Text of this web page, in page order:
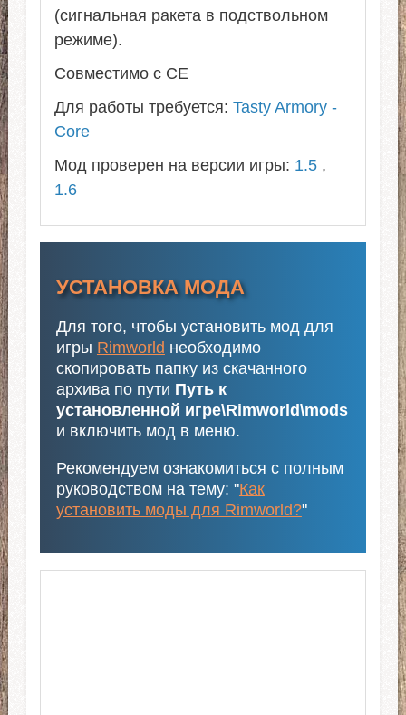
(сигнальная ракета в подствольном
режиме).
Совместимо с СЕ
Для работы требуется: Tasty Armory -
Core
Мод проверен на версии игры: 1.5,
1.6
УСТАНОВКА МОДА
Для того, чтобы установить мод для
игры Rimworld необходимо
скопировать папку из скачанного
архива по пути Путь к
установленной игре\Rimworld\mods
и включить мод в меню.
Рекомендуем ознакомиться с полным
руководством на тему: "Как
установить моды для Rimworld?"